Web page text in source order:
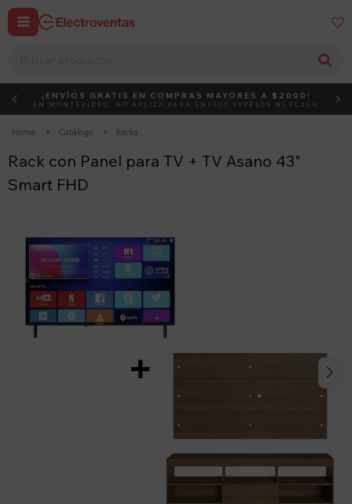
 
DEBUT ACTIVÁ EL CÓDIGO
¡ENVÍOS GRATIS EN COMPRAS MAYORES A $2000!
EN MONTEVIDEO, NO APLICA PARA ENVÍOS EXPRESS NI FLASH
Home Catálogo Racks
Rack con Panel para TV + TV Asano 43"
Smart FHD